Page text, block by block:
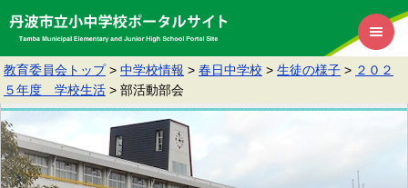
教育委員会トップ > 中学校情報 > 春日中学校 > 生徒の様子 > ２０２
５年度 学校生活 > 部活動部会